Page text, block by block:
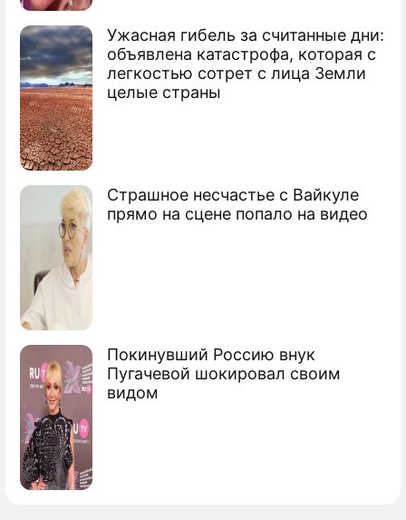
Ужасная гибель за считанные дни:
объявлена катастрофа, которая с
легкостью сотрет с лица Земли
целые страны
Страшное несчастье с Вайкуле
прямо на сцене попало на видео
Покинувший Россию внук
Пугачевой шокировал своим
видом
170 домов отдыха Крыма стали
российскими
В Крыму начинаются сделки с
недвижимостью